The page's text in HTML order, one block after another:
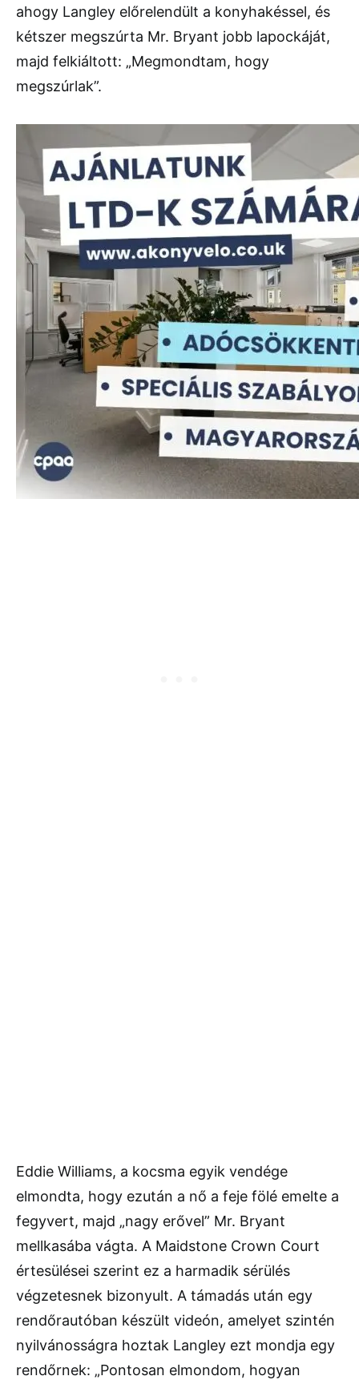
ahogy Langley előrelendült a konyhakéssel, és
kétszer megszúrta Mr. Bryant jobb lapockáját,
majd felkiáltott: „Megmondtam, hogy
megszúrlak”.
Eddie Williams, a kocsma egyik vendége
elmondta, hogy ezután a nő a feje fölé emelte a
fegyvert, majd „nagy erővel” Mr. Bryant
mellkasába vágta. A Maidstone Crown Court
értesülései szerint ez a harmadik sérülés
végzetesnek bizonyult. A támadás után egy
rendőrautóban készült videón, amelyet szintén
nyilvánosságra hoztak Langley ezt mondja egy
rendőrnek: „Pontosan elmondom, hogyan